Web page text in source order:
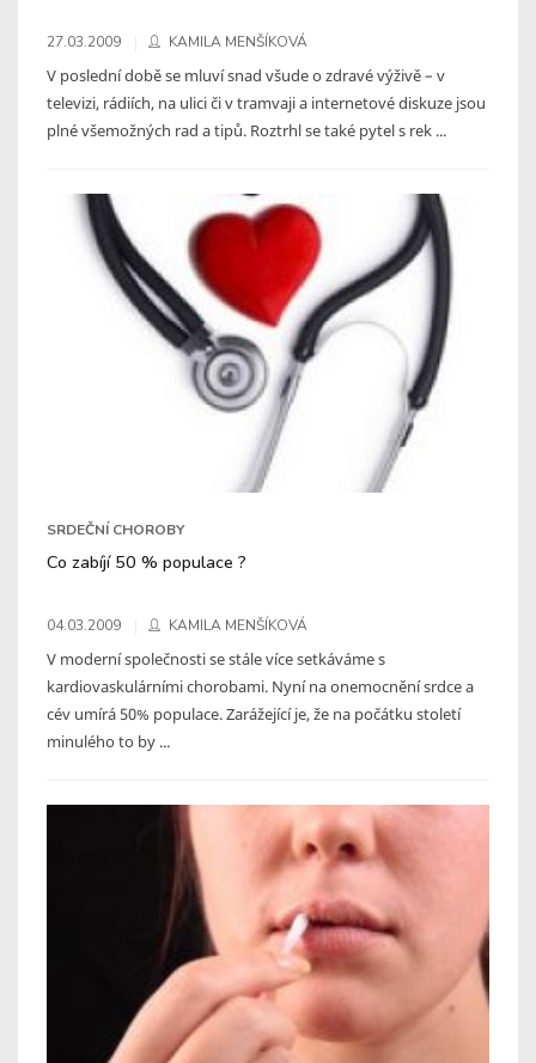
27.03.2009 KAMILA MENŠÍKOVÁ
V poslední době se mluví snad všude o zdravé výživě – v
televizi, rádiích, na ulici či v tramvaji a internetové diskuze jsou
plné všemožných rad a tipů. Roztrhl se také pytel s rek ...
SRDEČNÍ CHOROBY
Co zabíjí 50 % populace ?
04.03.2009 KAMILA MENŠÍKOVÁ
V moderní společnosti se stále více setkáváme s
kardiovaskulárními chorobami. Nyní na onemocnění srdce a
cév umírá 50% populace. Zarážející je, že na počátku století
minulého to by ...